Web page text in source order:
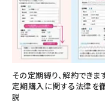
その定期縛り、解約できま
定期購入に関する法律を
説